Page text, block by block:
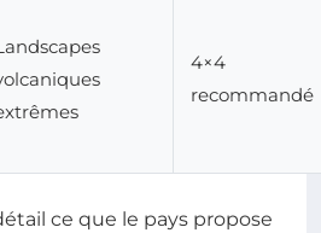
4×4
recommandé
ce que le pays propose